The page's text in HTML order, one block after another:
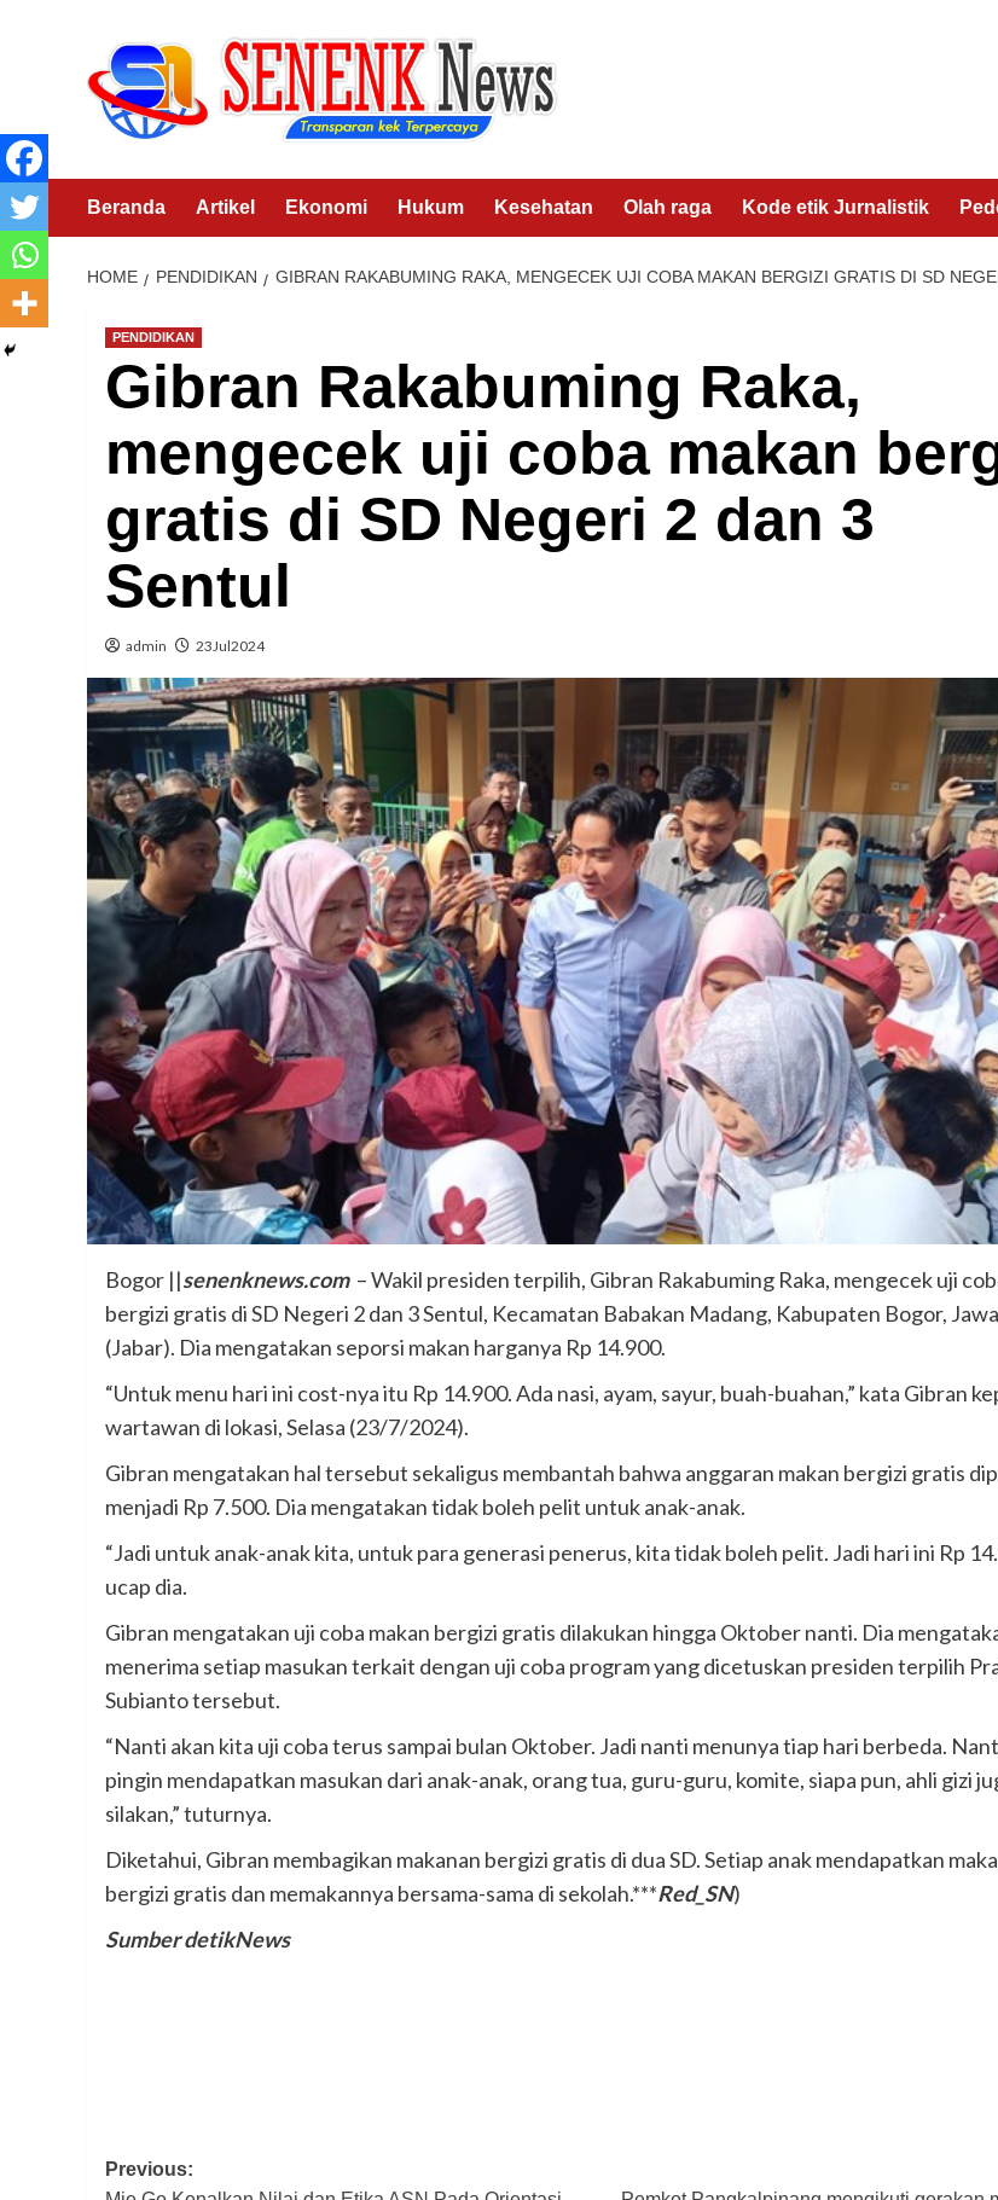
Beranda Artikel Ekonomi Hukum Kesehatan Olah raga Kode etik Jurnalistik
HOME PENDIDIKAN GIBRAN RAKABUMING RAKA, MENGECEK UJI COBA MAKAN BERGIZI GRATIS DI SD
PENDIDIKAN
Gibran Rakabuming Raka,
mengecek uji coba makan
gratis di SD Negeri 2 dan 3
Sentul
admin 23Jul2024
Bogor ||senenknews.com– Wakil presiden terpilih, Gibran Rakabuming Raka, mengecek uji
bergizi gratis di SD Negeri 2 dan 3 Sentul, Kecamatan Babakan Madang, Kabupaten Bogor,
(Jabar). Dia mengatakan seporsi makan harganya Rp 14.900.
“Untuk menu hari ini cost-nya itu Rp 14.900. Ada nasi, ayam, sayur, buah-buahan,” kata Gibran
wartawan di lokasi, Selasa (23/7/2024).
Gibran mengatakan hal tersebut sekaligus membantah bahwa anggaran makan bergizi gratis
menjadi Rp 7.500. Dia mengatakan tidak boleh pelit untuk anak-anak.
“Jadi untuk anak-anak kita, untuk para generasi penerus, kita tidak boleh pelit. Jadi hari ini Rp
ucap dia.
Gibran mengatakan uji coba makan bergizi gratis dilakukan hingga Oktober nanti. Dia
menerima setiap masukan terkait dengan uji coba program yang dicetuskan presiden terpilih
Subianto tersebut.
“Nanti akan kita uji coba terus sampai bulan Oktober. Jadi nanti menunya tiap hari berbeda.
pingin mendapatkan masukan dari anak-anak, orang tua, guru-guru, komite, siapa pun, ahli gizi
silakan,” tuturnya.
Diketahui, Gibran membagikan makanan bergizi gratis di dua SD. Setiap anak mendapatkan
bergizi gratis dan memakannya bersama-sama di sekolah.***Red_SN)
Sumber detikNews
Post
Previous: